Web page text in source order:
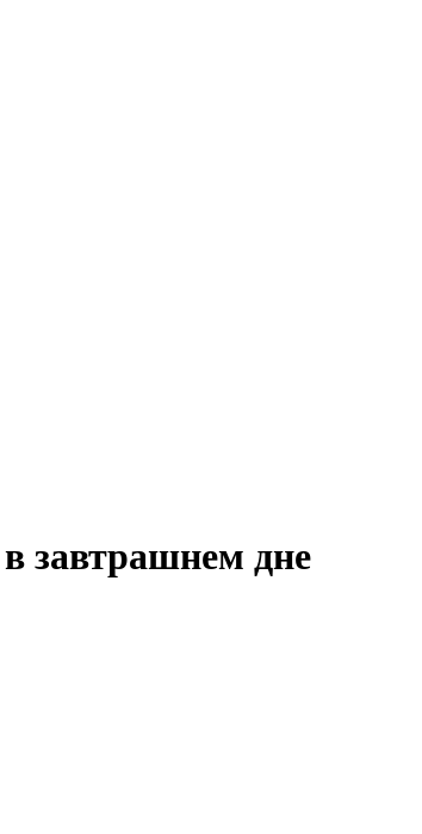
завтрашнем дне